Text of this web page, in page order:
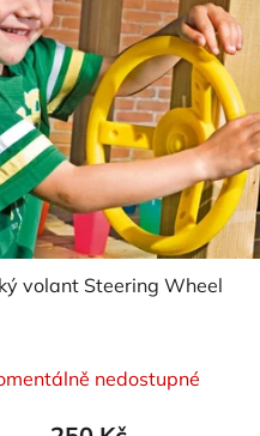
volant Steering Wheel
hodnocení
produktu
nedostupné